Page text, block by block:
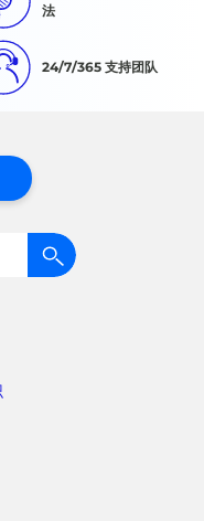
法
24/7/365 支持团队